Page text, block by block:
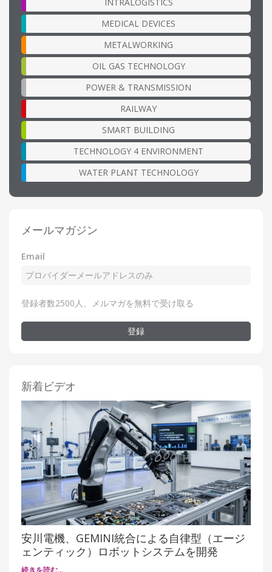
MEDICAL DEVICES
METALWORKING
OIL GAS TECHNOLOGY
POWER & TRANSMISSION
RAILWAY
SMART BUILDING
TECHNOLOGY 4 ENVIRONMENT
WATER PLANT TECHNOLOGY
メールマガジン
Email
登録者数2500人、メルマガを無料で受け取る
登録
新着ビデオ
安川電機、GEMINI統合による自律型（エージ
ェンティック）ロボットシステムを開発
続きを読む…